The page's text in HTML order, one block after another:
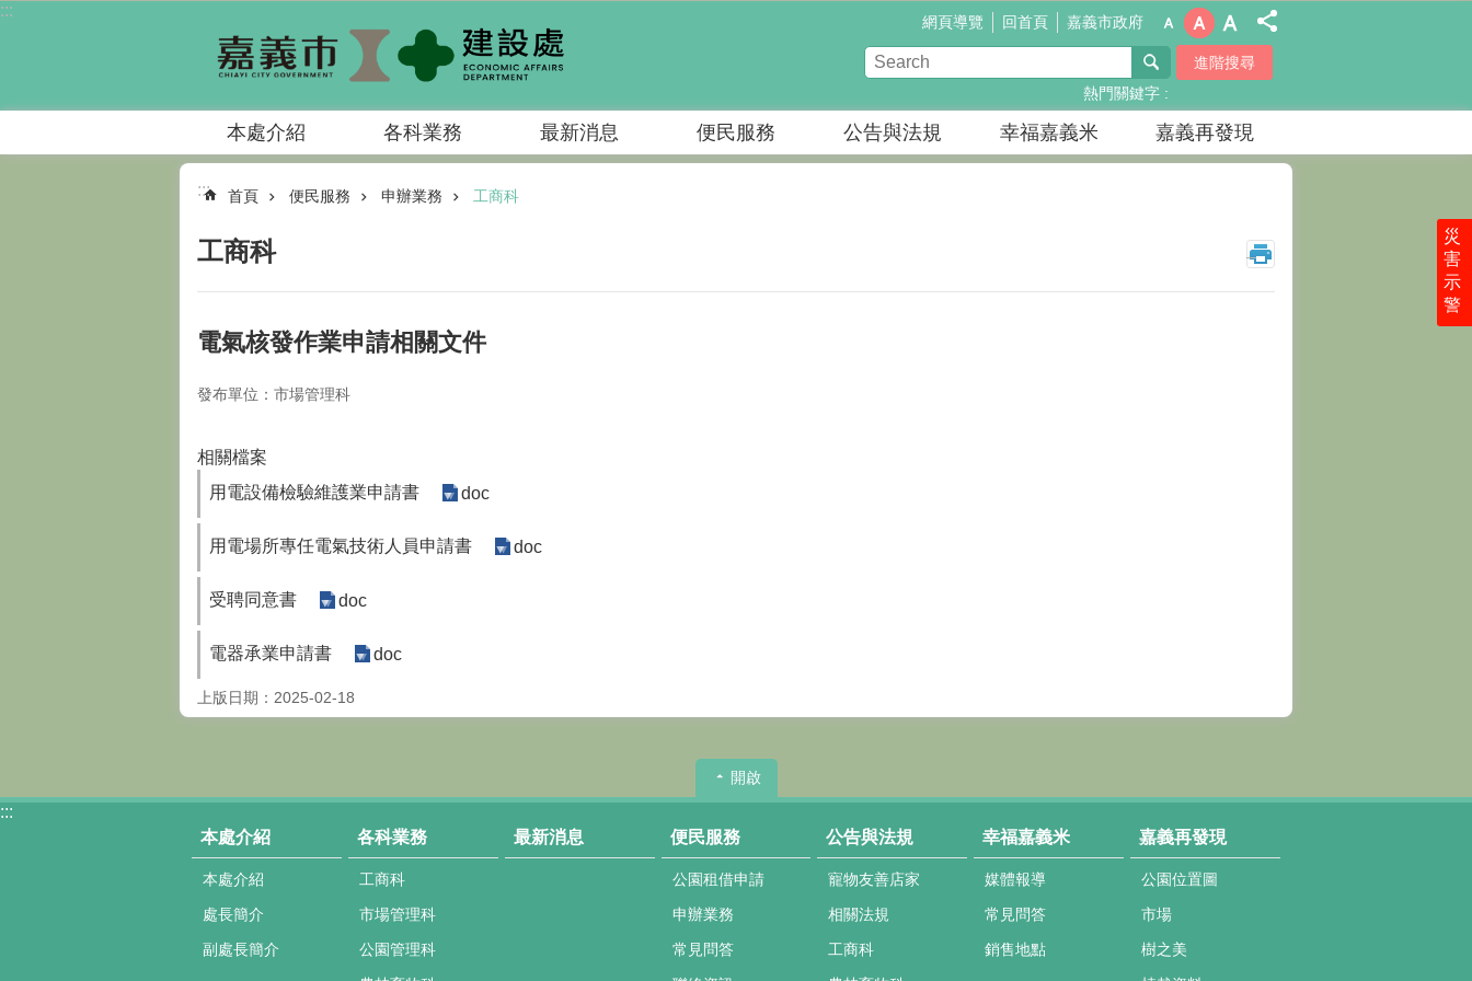
跳到主要內容區塊
災
害
示
警
:::
網頁導覽 回首頁 嘉義市政府
進階搜尋
熱門關鍵字
本處介紹 各科業務 最新消息 便民服務 公告與法規 幸福嘉義米 嘉義再發現
::: 首頁 便民服務 申辦業務 工商科
工商科 _
電氣核發作業申請相關文件
發布單位：市場管理科
相關檔案
用電設備檢驗維護業申請書
doc
用電場所專任電氣技術人員申請書 doc
受聘同意書 doc
電器承業申請書 doc
上版日期：2025-02-18
開啟
:::
本處介紹
本處介紹
處長簡介
副處長簡介
各科業務
工商科
市場管理科
公園管理科
最新消息 便民服務
公園租借申請
申辦業務
常見問答
公告與法規
寵物友善店家
相關法規
工商科
幸福嘉義米
媒體報導
常見問答
銷售地點
嘉義再發現
公園位置圖
市場
樹之美